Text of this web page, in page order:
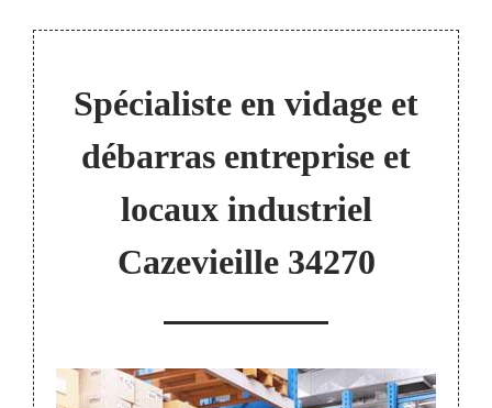
Spécialiste en vidage et
débarras entreprise et
locaux industriel
Cazevieille 34270